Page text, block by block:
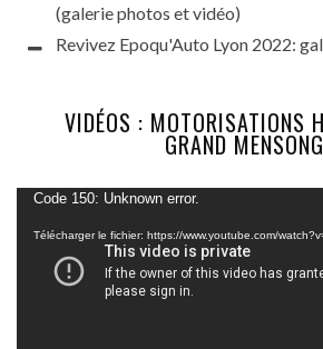
(galerie photos et vidéo)
Revivez Epoqu'Auto Lyon 2022:
VIDÉOS : MOTORISATIONS
GRAND
Lecteur
vidéo
Code 150: Unknown error.
Télécharger le fichier: https://www.youtube.com/